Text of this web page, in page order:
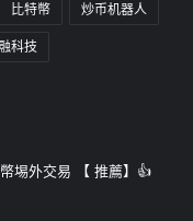
比特幣 炒币机器人
科技
埸外交易 【 推薦】👍